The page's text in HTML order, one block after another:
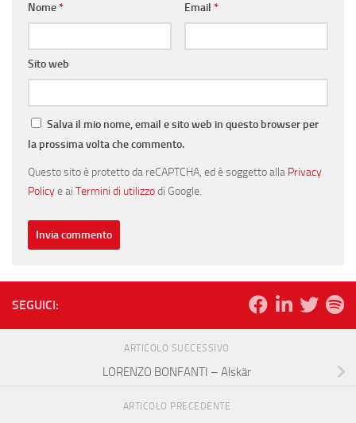
Nome* Email *
Sito web
Salva il mio nome, email e sito web in questo browser per
la prossima volta che commento.
Questo sito è protetto da reCAPTCHA, ed è soggetto alla Privacy
Policye ai Termini di utilizzodi Google.
SEGUICI:
ARTICOLO SUCCESSIVO
LORENZO BONFANTI – Alskär
ARTICOLO PRECEDENTE